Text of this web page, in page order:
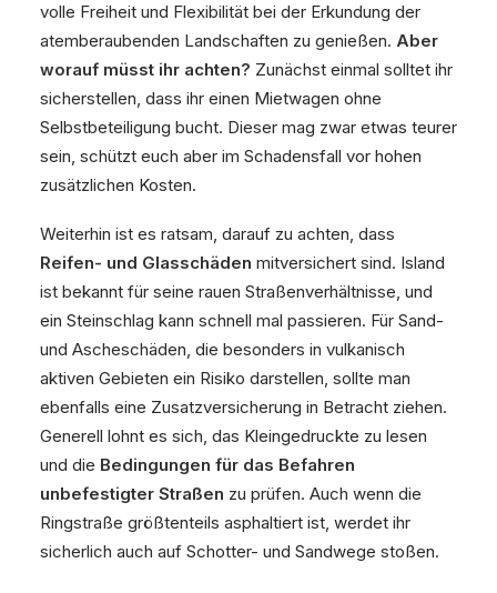
volle Freiheit und Flexibilität bei der Erkundung der
atemberaubenden Landschaften zu genießen. Aber
worauf müsst ihr achten? Zunächst einmal solltet ihr
sicherstellen, dass ihr einen Mietwagen ohne
Selbstbeteiligung bucht. Dieser mag zwar etwas teurer
sein, schützt euch aber im Schadensfall vor hohen
zusätzlichen Kosten.
Weiterhin ist es ratsam, darauf zu achten, dass
Reifen- und Glasschäden mitversichert sind. Island
ist bekannt für seine rauen Straßenverhältnisse, und
ein Steinschlag kann schnell mal passieren. Für Sand-
und Ascheschäden, die besonders in vulkanisch
aktiven Gebieten ein Risiko darstellen, sollte man
ebenfalls eine Zusatzversicherung in Betracht ziehen.
Generell lohnt es sich, das Kleingedruckte zu lesen
und die Bedingungen für das Befahren
unbefestigter Straßen zu prüfen. Auch wenn die
Ringstraße größtenteils asphaltiert ist, werdet ihr
sicherlich auch auf Schotter- und Sandwege stoßen.